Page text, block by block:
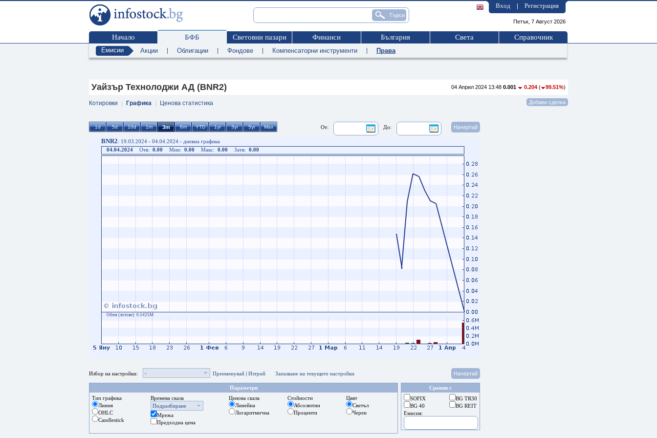
Вход Регистрация
Петък, 7 Август 2026
Начало БФБ Световни пазари Финанси България Света Справочник
Емисии Акции Облигации Фондове Компенсаторни инструменти Права
04 Април 2024 13:48 0.001 0.204 ( 99.51%)
Уайзър Технолоджи АД (BNR2)
Котировки Графика Ценова статистика
До:
От:
BNR2: 19.03.2024 - 04.04.2024 - дневна графика
04.04.2024
Отв: 0.00 Мин: 0.00 Макс: 0.00 Затв: 0.00
Обем (лотове): 0.5425M
Избор на настройки: - Преименувай | Изтрий Запазване на текущите настройки
Сравни с
BG TR30
BG REIT
SOFIX
BG 40
Емисия:
Параметри
Тип графика
Линия
OHLC
Candlestick
Времева скала
Подразбиране
Мрежа
Предходна цена
Ценова скала
Линейна
Логаритмична
Стойности
Абсолютни
Проценти
Цвят
Светъл
Черен